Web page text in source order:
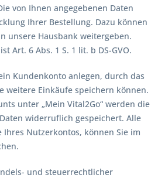
von Ihnen angegebenen Daten
Ihrer Bestellung. Dazu können
unsere Hausbank weitergeben.
Art. 6 Abs. 1 S. 1 lit. b DS-GVO.
Kundenkonto anlegen, durch das
weitere Einkäufe speichern können.
unter „Mein Vital2Go“ werden die
widerruflich gespeichert. Alle
Nutzerkontos, können Sie im
und steuerrechtlicher